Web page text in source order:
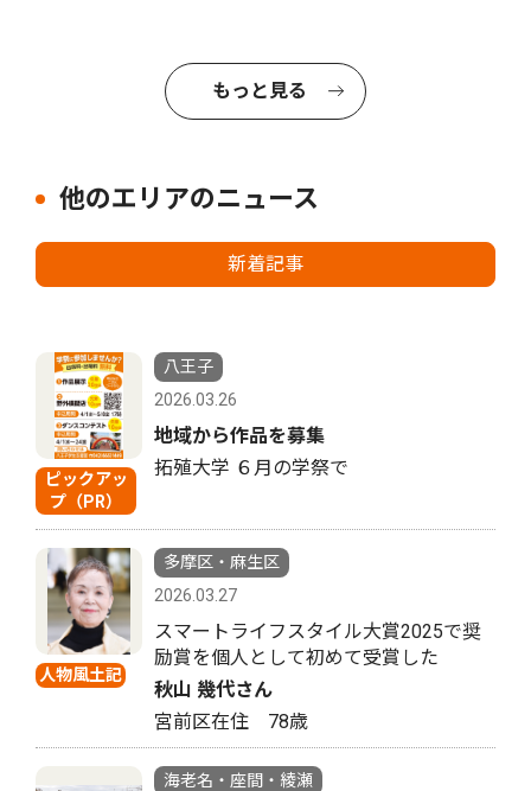
もっと見る
他のエリアのニュース
新着記事
ピックアッ
プ（PR）
八王子
2026.03.26
地域から作品を募集
拓殖大学 ６月の学祭で
人物風土記
多摩区・麻生区
2026.03.27
スマートライフスタイル大賞2025で奨
励賞を個人として初めて受賞した
秋山 幾代さん
宮前区在住 78歳
海老名・座間・綾瀬